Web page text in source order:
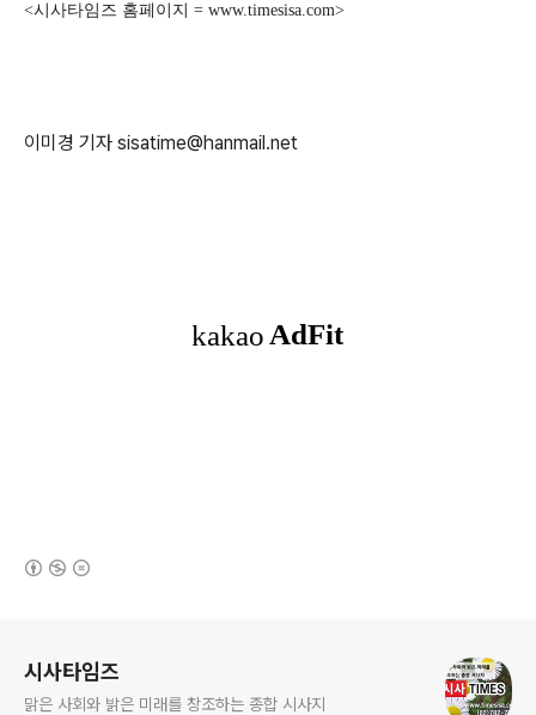
<시사타임즈 홈페이지 = www.timesisa.com>
이미경 기자 sisatime@hanmail.net
시사타임즈
맑은 사회와 밝은 미래를 창조하는 종합 시사지